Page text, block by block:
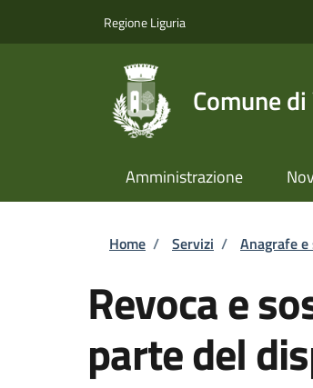
Regione Liguria
Comune
Amministrazione
Briciole di
Home / Servizi / Anagrafe
Revoca e
parte del